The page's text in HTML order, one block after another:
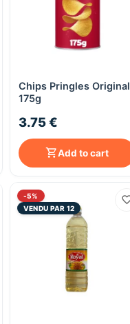
Chips Pringles Original
175g
3.75 €
Add to cart
-5%
VENDU PAR 12